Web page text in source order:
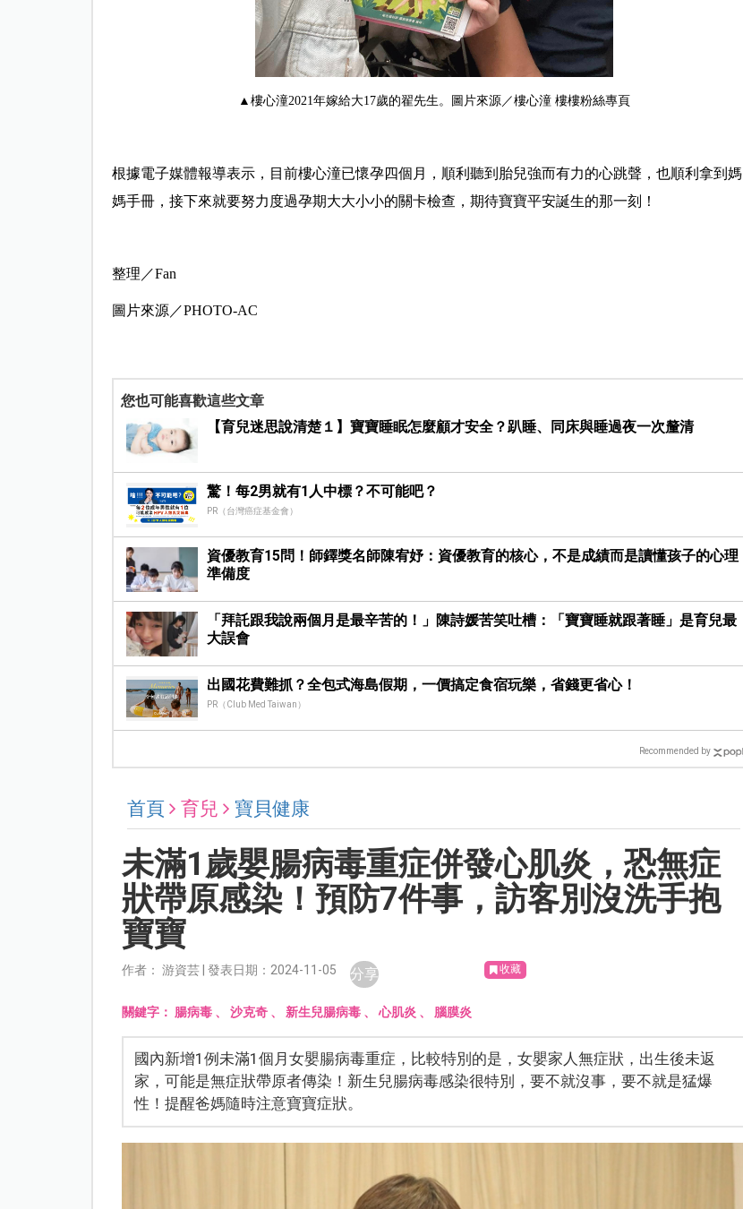
▲樓心潼2021年嫁給大17歲的翟先生。圖片來源／樓心潼 樓樓粉絲專頁
根據電子媒體報導表示，目前樓心潼已懷孕四個月，順利聽到胎兒強而有力的心跳聲，也順利拿到媽
媽手冊，接下來就要努力度過孕期大大小小的關卡檢查，期待寶寶平安誕生的那一刻！
整理／Fan
圖片來源／PHOTO-AC
您也可能喜歡這些文章
【育兒迷思說清楚１】寶寶睡眠怎麼顧才安全？趴睡、同床與睡過夜一次釐清
驚！每2男就有1人中標？不可能吧？
PR（台灣癌症基金會）
資優教育15問！師鐸獎名師陳宥妤：資優教育的核心，不是成績而是讀懂孩子的心理
準備度
「拜託跟我說兩個月是最辛苦的！」陳詩媛苦笑吐槽：「寶寶睡就跟著睡」是育兒最
大誤會
出國花費難抓？全包式海島假期，一價搞定食宿玩樂，省錢更省心！
PR（Club Med Taiwan）
Recommended by
首頁 育兒 寶貝健康
未滿1歲嬰腸病毒重症併發心肌炎，恐無症
狀帶原感染！預防7件事，訪客別沒洗手抱
寶寶
作者： 游資芸 | 發表日期：2024-11-05 分享 收藏
關鍵字： 腸病毒 、沙克奇 、 新生兒腸病毒 、心肌炎 、 腦膜炎
國內新增1例未滿1個月女嬰腸病毒重症，比較特別的是，女嬰家人無症狀，出生後未返
家，可能是無症狀帶原者傳染！新生兒腸病毒感染很特別，要不就沒事，要不就是猛爆
性！提醒爸媽隨時注意寶寶症狀。